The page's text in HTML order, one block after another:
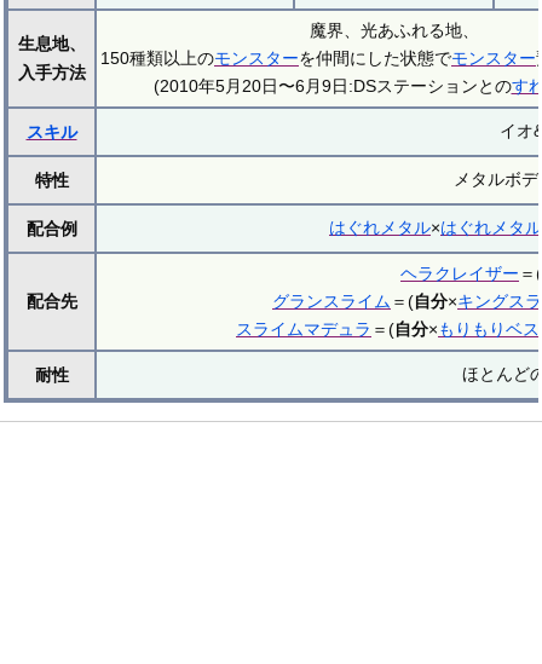
生息地、
入手方法
魔界、光あふれる地、
150種類以上のモンスターを仲間にした状態でモンスター
(2010年5月20日〜6月9日:DSステーションとのす
スキル イオ
特性 メタルボ
配合例 はぐれメタル×はぐれメタル
配合先
ヘラクレイザー ＝(
グランスライム ＝(自分×キングス
スライムマデュラ ＝(自分×もりもりベス
耐性 ほとんど